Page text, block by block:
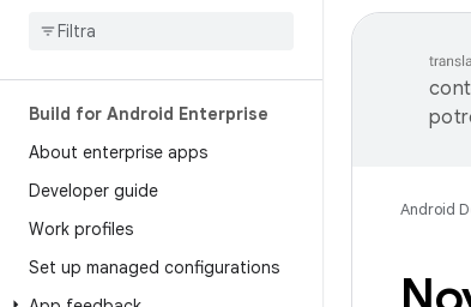
Build for Android Enterprise
About enterprise apps
Developer guide
Work profiles
Set up managed configurations
Android